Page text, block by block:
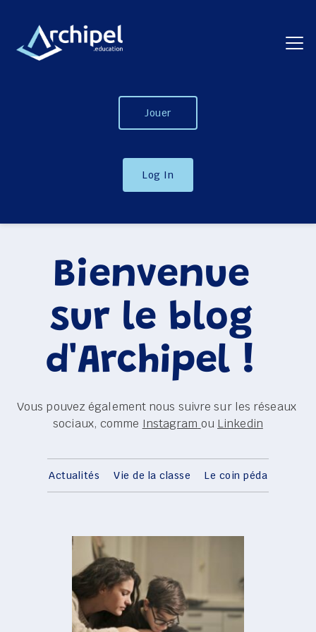
Jouer
Log In
Bienvenue
sur le blog
d'Archipel !
Vous pouvez également nous suivre sur les réseaux
sociaux, comme Instagram ou Linkedin
Actualités Vie de la classe Le coin péda